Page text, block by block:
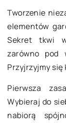
Tworzenie
elementów
Sekret tkwi
zarówno pod
Przyjrzyjmy
Pierwsza
Wybieraj do
nabiorą